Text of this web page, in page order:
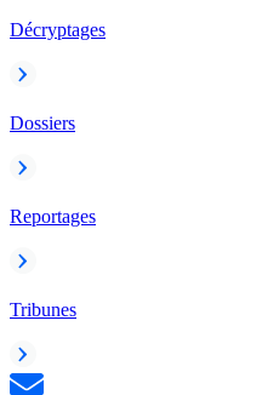
Décryptages
Dossiers
Reportages
Tribunes